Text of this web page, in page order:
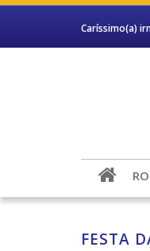
Caríssimo(a)
FESTA